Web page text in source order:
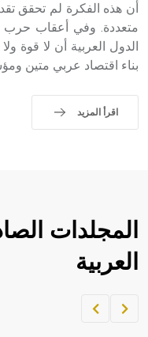
أن هذه الفكرة لم تحقق
الدول العربية أن لا قوة
بناء اقتصاد عربي متين
اقرأ المزيد
المجلدات
العربية